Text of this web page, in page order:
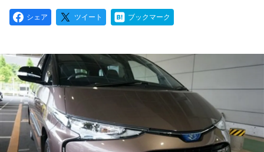
シェア ツイート ブックマーク